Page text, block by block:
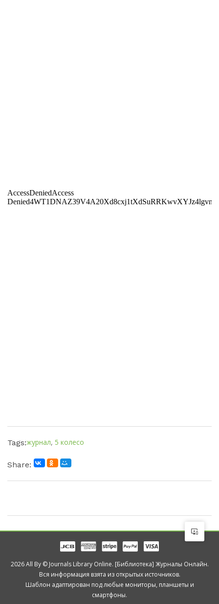
Tags:журнал, 5 колесо
Share:
2026 All By © Journals Library Online. [Библиотека] Журналы Онлайн.
Вся информация взята из открытых источников.
Шаблон адаптирован под любые мониторы, планшеты и
смартфоны.